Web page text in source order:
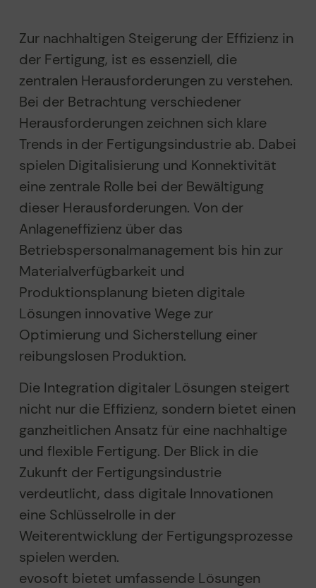
Zur nachhaltigen Steigerung der Effizienz in
der Fertigung, ist es essenziell, die
zentralen Herausforderungen zu verstehen.
Bei der Betrachtung verschiedener
Herausforderungen zeichnen sich klare
Trends in der Fertigungsindustrie ab. Dabei
spielen Digitalisierung und Konnektivität
eine zentrale Rolle bei der Bewältigung
dieser Herausforderungen. Von der
Anlageneffizienz über das
Betriebspersonalmanagement bis hin zur
Materialverfügbarkeit und
Produktionsplanung bieten digitale
Lösungen innovative Wege zur
Optimierung und Sicherstellung einer
reibungslosen Produktion.
Die Integration digitaler Lösungen steigert
nicht nur die Effizienz, sondern bietet einen
ganzheitlichen Ansatz für eine nachhaltige
und flexible Fertigung. Der Blick in die
Zukunft der Fertigungsindustrie
verdeutlicht, dass digitale Innovationen
eine Schlüsselrolle in der
Weiterentwicklung der Fertigungsprozesse
spielen werden.
evosoft bietet umfassende Lösungen